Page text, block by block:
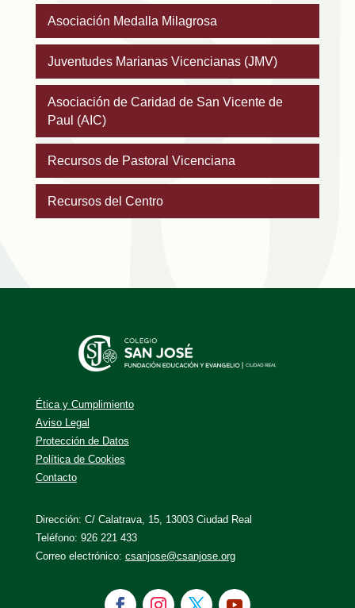
Asociación Medalla Milagrosa
Juventudes Marianas Vicencianas (JMV)
Asociación de Caridad de San Vicente de
Paul (AIC)
Recursos de Pastoral Vicenciana
Recursos del Centro
Ética y Cumplimiento
Aviso Legal
Protección de Datos
Política de Cookies
Contacto
Dirección: C/ Calatrava, 15, 13003 Ciudad Real
Teléfono: 926 221 433
Correo electrónico: csanjose@csanjose.org